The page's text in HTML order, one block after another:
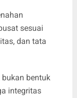
sesuai
dan tata
bentuk
integritas